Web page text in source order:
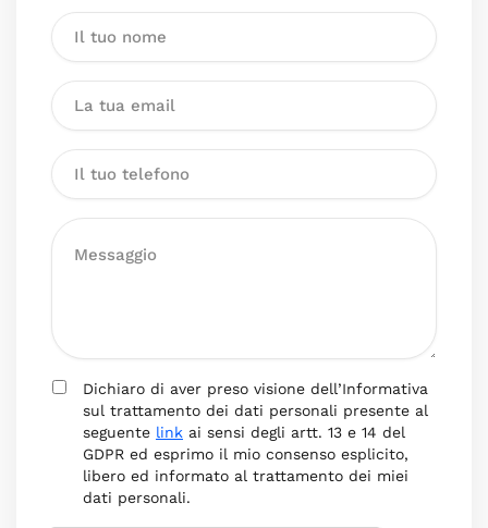
Dichiaro di aver preso visione dell’Informativa
sul trattamento dei dati personali presente al
seguente link ai sensi degli artt. 13 e 14 del
GDPR ed esprimo il mio consenso esplicito,
libero ed informato al trattamento dei miei
dati personali.